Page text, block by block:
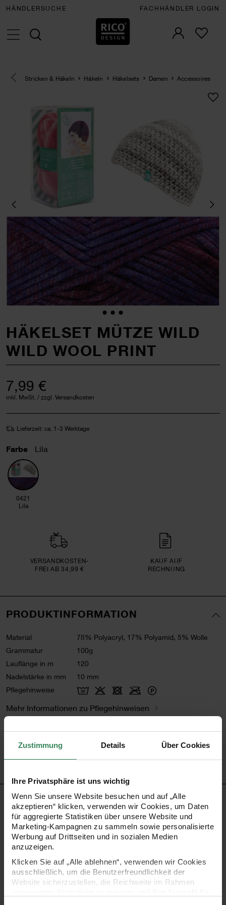
Zustimmung Details Über Cookies
Ihre Privatsphäre ist uns wichtig
Wenn Sie unsere Website besuchen und auf „Alle
akzeptieren“ klicken, verwenden wir Cookies, um Daten
für aggregierte Statistiken über unsere Website und
Marketing-Kampagnen zu sammeln sowie personalisierte
Werbung auf Drittseiten und in sozialen Medien
anzuzeigen.
Klicken Sie auf „Alle ablehnen“, verwenden wir Cookies
ausschließlich, um die Benutzerfreundlichkeit der
Website sicherzustellen, die Reichweite im Rahmen
HÄNDLERSUCHE FACHHÄNDLER LOGIN
Eine Kategorie zurück navigieren
Stricken & Häkeln Häkeln Häkelsets Damen Accessoires
HÄKELSET MÜTZE WILD
WILD WOOL PRINT
7,99 €
inkl. MwSt. / zzgl. Versandkosten
Lieferzeit: ca. 1-3 Werktage
Farbe Lila
0421
Lila
VERSAND­KOSTEN­
FREI AB 34,99 €
KAUF AUF
RECHNUNG
PRODUKTINFORMATION
Material
78% Polyacryl, 17% Polyamid, 5% Wolle
Grammatur
100g
Lauflänge in m
120
Nadelstärke in mm
10 mm
Pflegehinweise
Mehr Informationen zu Pflegehinweisen
Artikel-Nr. 383109.0421
Bestell-Nr. 3045671
PRODUKTBESCHREIBUNG
Häkeln Sie sich Ihre eigene Mütze mit den Häkelsets von
Wild Wild Wool. In diesem Set ist alles enthalten, was Sie
dafür benötigen.
verwendete Wolle: Rico Design Wild Wild Wool print